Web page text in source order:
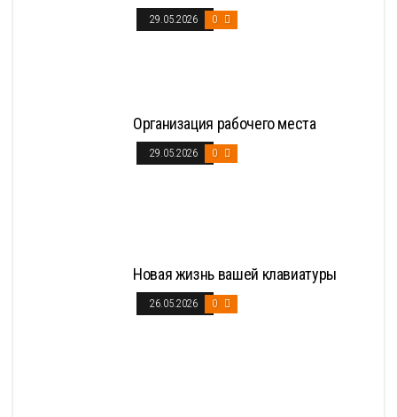
29.05.2026 0
Организация рабочего места
29.05.2026 0
Новая жизнь вашей клавиатуры
26.05.2026 0